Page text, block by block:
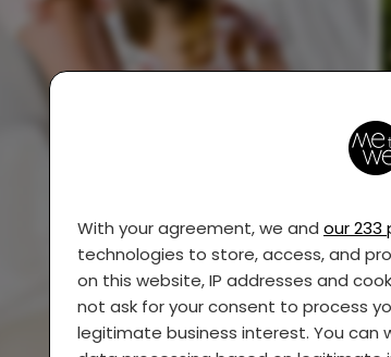
With your agreement, we and our 233
technologies to store, access, and
on this website, IP addresses and
not ask for your consent to process
legitimate business interest. You